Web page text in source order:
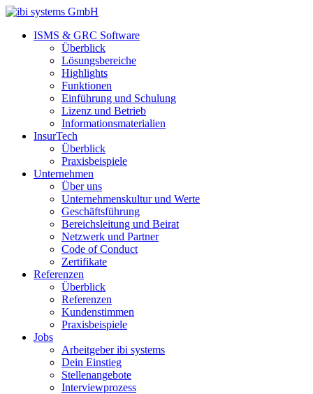
ISMS & GRC Software
Überblick
Lösungsbereiche
Highlights
Funktionen
Einführung und Schulung
Lizenz und Betrieb
Informationsmaterialien
InsurTech
Überblick
Praxisbeispiele
Unternehmen
Über uns
Unternehmenskultur und Werte
Geschäftsführung
Bereichsleitung und Beirat
Netzwerk und Partner
Code of Conduct
Zertifikate
Referenzen
Überblick
Referenzen
Kundenstimmen
Praxisbeispiele
Jobs
Arbeitgeber ibi systems
Dein Einstieg
Stellenangebote
Interviewprozess